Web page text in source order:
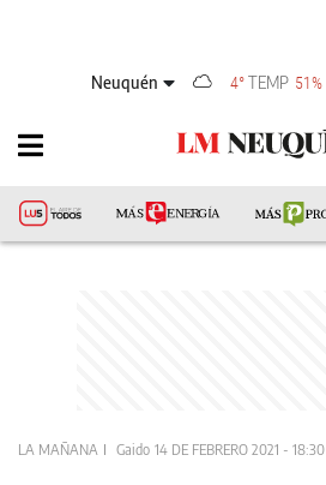
Neuquén 4°TEMP 51%
LA MAÑANA Gaido 14 DE FEBRERO 2021 - 18:30